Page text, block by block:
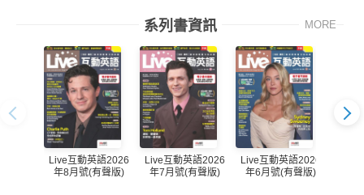
系列書資訊 MORE
Live互動英語2026
年8月號(有聲版)
Live互動英語2026
年7月號(有聲版)
Live互動英語2026
年6月號(有聲版)